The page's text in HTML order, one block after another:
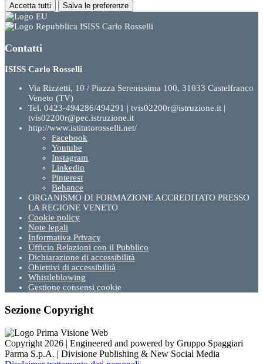
Accetta tutti Salva le preferenze
ISISS Carlo Rosselli
Contatti
ISISS Carlo Rosselli
Via Rizzetti, 10 / Piazza Serenissima 100, 31033 Castelfranco
Veneto (TV)
Tel. 0423-494286/494291 | tvis02200r@istruzione.it |
tvis02200r@pec.istruzione.it
http://www.istitutorosselli.net/
Facebook
Youtube
Instagram
Linkedin
Pinterest
Behance
ORGANISMO DI FORMAZIONE ACCREDITATO PRESSO
LA REGIONE VENETO
Cookie policy
Note legali
Informativa Privacy
Ufficio Relazioni con il Pubblico
Dichiarazione di accessibilità
Obiettivi di accessibilità
Whistleblowing
Gestione consensi cookie
Sezione Copyright
Copyright 2026 | Engineered and powered by Gruppo Spaggiari
Parma S.p.A. | Divisione Publishing & New Social Media